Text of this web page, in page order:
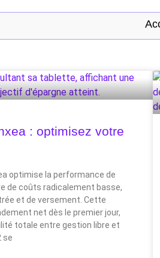
: optimisez votre
optimise la performance de
de coûts radicalement basse,
et de versement. Cette
net dès le premier jour,
totale entre gestion libre et
se